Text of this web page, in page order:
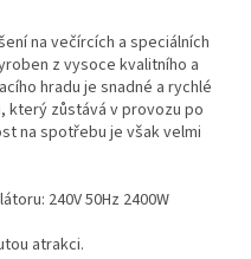
na večírcích a speciálních
z vysoce kvalitního a
hradu je snadné a rychlé
který zůstává v provozu po
na spotřebu je však velmi
240V 50Hz 2400W
atrakci.